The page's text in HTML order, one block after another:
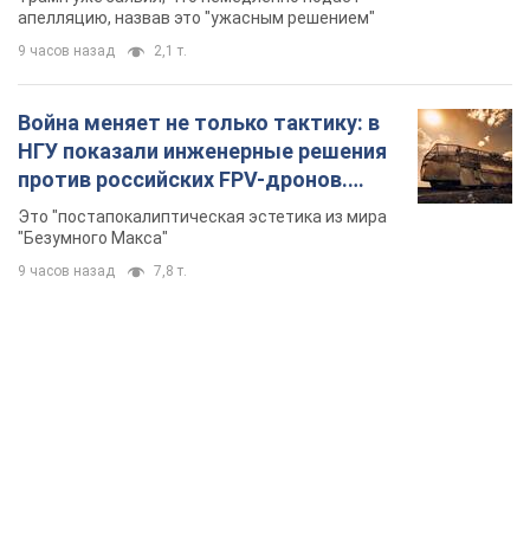
долларов
апелляцию, назвав это "ужасным решением"
9 часов назад 2,1 т.
Война меняет не только тактику: в
НГУ показали инженерные решения
против российских FPV-дронов.
Фото
Это "постапокалиптическая эстетика из мира
"Безумного Макса"
9 часов назад 7,8 т.